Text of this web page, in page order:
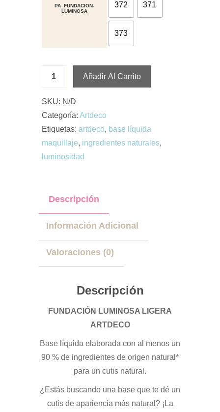
PA_FUNDACION-
LUMINOSA
372 371
373
Añadir Al Carrito
SKU: N/D
Categoría: Artdeco
Etiquetas: artdeco, base líquida
maquillaje, ingredientes naturales,
luminosidad
Descripción
Información Adicional
Valoraciones (0)
Descripción
FUNDACIÓN LUMINOSA LIGERA
ARTDECO
Base líquida elaborada con al menos un
90 % de ingredientes de origen natural*
para un cutis natural.
¿Estás buscando una base que te dé un
cutis de apariencia más natural? ¡La